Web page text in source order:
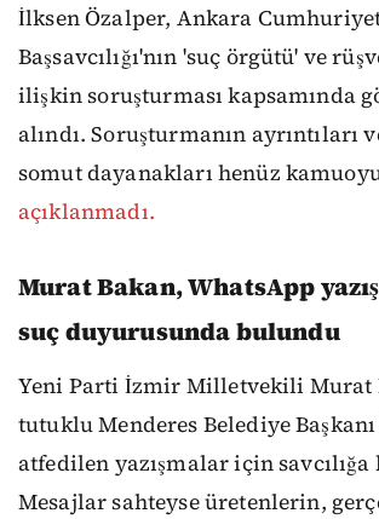
İlksen Özalper, Ankara
Başsavcılığı'nın 'suç örgütü' ve
ilişkin soruşturması kapsamında
alındı. Soruşturmanın ayrıntıları
somut dayanakları henüz
açıklanmadı.
Murat Bakan, WhatsApp
suç duyurusunda bulundu
Yeni Parti İzmir Milletvekili Murat
tutuklu Menderes Belediye
atfedilen yazışmalar için
Mesajlar sahteyse üretenlerin,